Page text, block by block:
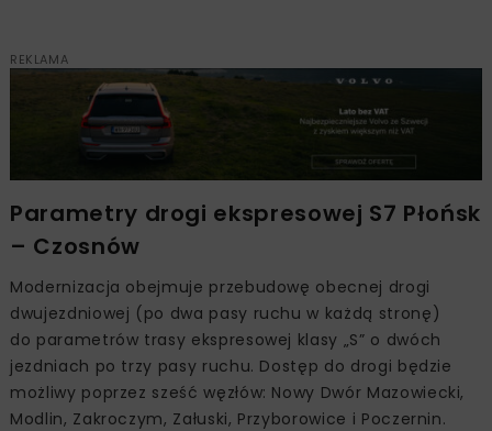
REKLAMA
Parametry drogi ekspresowej S7 Płońsk
– Czosnów
Modernizacja obejmuje przebudowę obecnej drogi
dwujezdniowej (po dwa pasy ruchu w każdą stronę)
do parametrów trasy ekspresowej klasy „S” o dwóch
jezdniach po trzy pasy ruchu. Dostęp do drogi będzie
możliwy poprzez sześć węzłów: Nowy Dwór Mazowiecki,
Modlin, Zakroczym, Załuski, Przyborowice i Poczernin.